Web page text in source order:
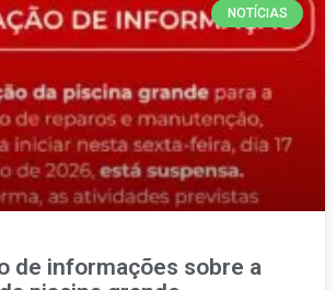
NOTÍCIAS
de informações sobre a